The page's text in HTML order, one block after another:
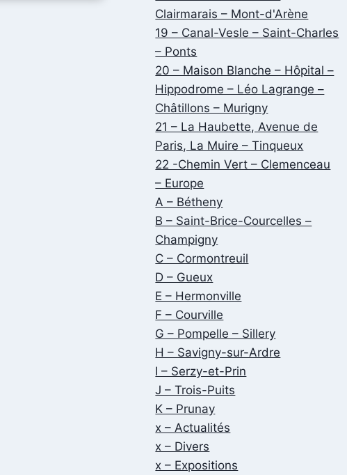
Clairmarais – Mont-d'Arène
19 – Canal-Vesle – Saint-Charles
– Ponts
20 – Maison Blanche – Hôpital –
Hippodrome – Léo Lagrange –
Châtillons – Murigny
21 – La Haubette, Avenue de
Paris, La Muire – Tinqueux
22 -Chemin Vert – Clemenceau
– Europe
A – Bétheny
B – Saint-Brice-Courcelles –
Champigny
C – Cormontreuil
D – Gueux
E – Hermonville
F – Courville
G – Pompelle – Sillery
H – Savigny-sur-Ardre
I – Serzy-et-Prin
J – Trois-Puits
K – Prunay
x – Actualités
x – Divers
x – Expositions